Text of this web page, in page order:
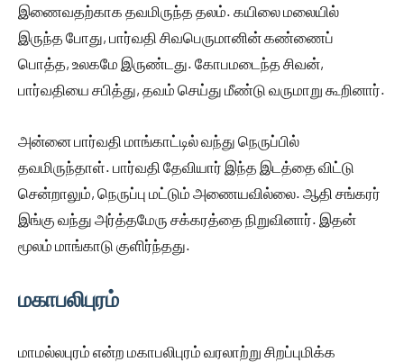
இணைவதற்காக தவமிருந்த தலம். கயிலை மலையில்
இருந்த போது, பார்வதி சிவபெருமானின் கண்ணைப்
பொத்த, உலகமே இருண்டது. கோபமடைந்த சிவன்,
பார்வதியை சபித்து, தவம் செய்து மீண்டு வருமாறு கூறினார்.
அன்னை பார்வதி மாங்காட்டில் வந்து நெருப்பில்
தவமிருந்தாள். பார்வதி தேவியார் இந்த இடத்தை விட்டு
சென்றாலும், நெருப்பு மட்டும் அணையவில்லை. ஆதி சங்கரர்
இங்கு வந்து அர்த்தமேரு சக்கரத்தை நிறுவினார். இதன்
மூலம் மாங்காடு குளிர்ந்தது.
மகாபலிபுரம்
மாமல்லபுரம் என்ற மகாபலிபுரம் வரலாற்று சிறப்புமிக்க